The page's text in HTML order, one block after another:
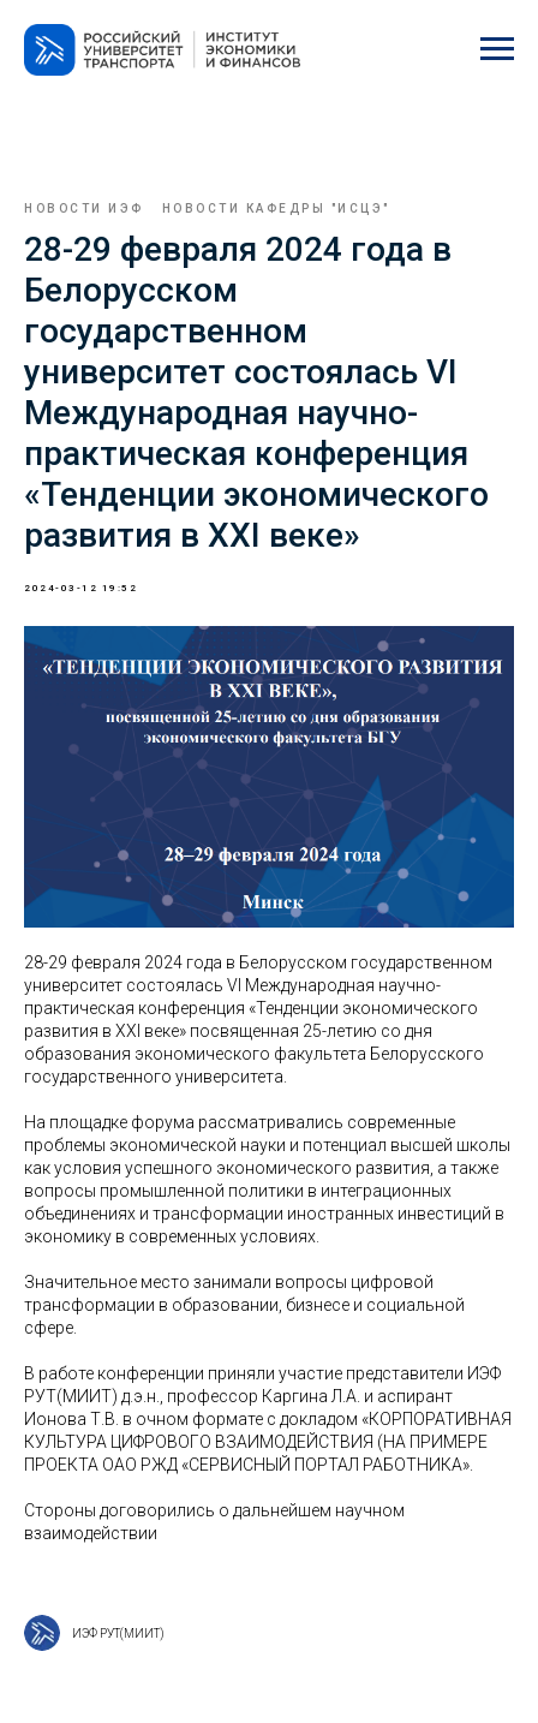
НОВОСТИ ИЭФ НОВОСТИ КАФЕДРЫ "ИСЦЭ"
28-29 февраля 2024 года в
Белорусском
государственном
университет состоялась VI
Международная научно-
практическая конференция
«Тенденции экономического
развития в XXI веке»
2024-03-12 19:52
28-29 февраля 2024 года в Белорусском государственном
университет состоялась VI Международная научно-
практическая конференция «Тенденции экономического
развития в XXI веке» посвященная 25-летию со дня
образования экономического факультета Белорусского
государственного университета.
На площадке форума рассматривались современные
проблемы экономической науки и потенциал высшей школы
как условия успешного экономического развития, а также
вопросы промышленной политики в интеграционных
объединениях и трансформации иностранных инвестиций в
экономику в современных условиях.
Значительное место занимали вопросы цифровой
трансформации в образовании, бизнесе и социальной
сфере.
В работе конференции приняли участие представители ИЭФ
РУТ(МИИТ) д.э.н., профессор Каргина Л.А. и аспирант
Ионова Т.В. в очном формате с докладом «КОРПОРАТИВНАЯ
КУЛЬТУРА ЦИФРОВОГО ВЗАИМОДЕЙСТВИЯ (НА ПРИМЕРЕ
ПРОЕКТА ОАО РЖД «СЕРВИСНЫЙ ПОРТАЛ РАБОТНИКА».
Стороны договорились о дальнейшем научном
взаимодействии
ИЭФ РУТ(МИИТ)